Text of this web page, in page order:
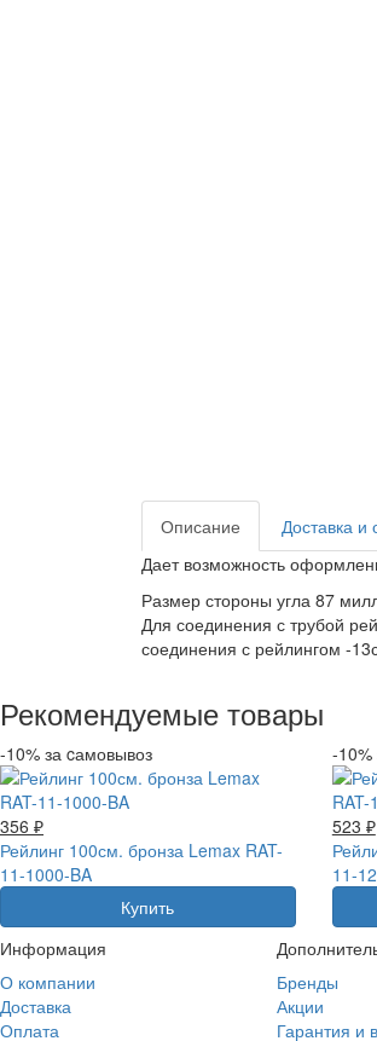
Описание Доставка и
Дает возможность
Размер стороны угла 87
Для соединения с трубой
соединения с рейлингом -
Рекомендуемые товары
-10% за cамовывоз
356 ₽
Рейлинг 100см. бронза Lemax RAT-
11-1000-BA
Купить
-10%
523 ₽
11-
Информация
О компании
Доставка
Оплата
Бренды
Акции
Гарантия и